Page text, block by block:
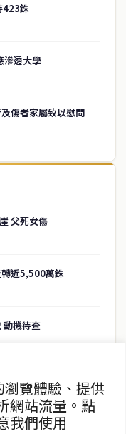
覽體驗、提供
網站流量。點
我們使用
423銖
滲透大學
傷者家屬致以慰問
父死女傷
近5,500萬銖
動機待查
中文新聞媒體，致力於
事，為在泰華人讀者提
↑ 回到頂端